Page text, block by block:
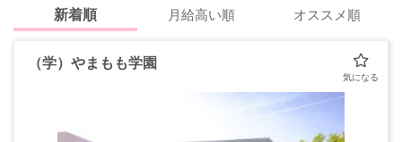
新着順 月給高い順 オススメ順
（学）やまもも学園